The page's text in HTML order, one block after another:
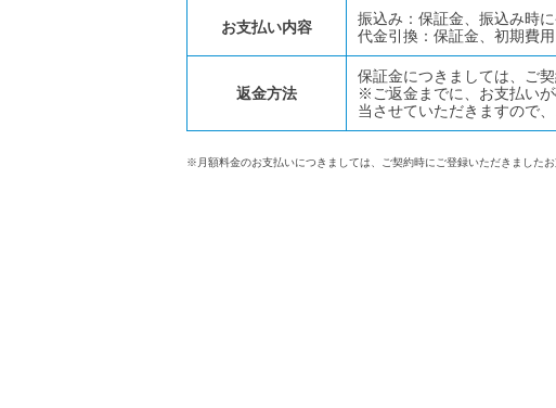
お支払い内容
振込み：保証金、振込み時
代金引換：保証金、初期費
返金方法
保証金につきましては、ご
※ご返金までに、お支払い
当させていただきますので、
※月額料金のお支払いにつきましては、ご契約時にご登録いただきましたお